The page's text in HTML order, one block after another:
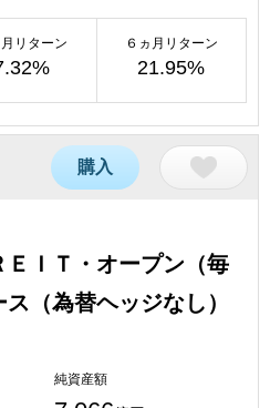
月リターン ６ヵ月リターン
21.95%
購入
ＥＩＴ・オープン（毎
（為替ヘッジなし）
純資産額